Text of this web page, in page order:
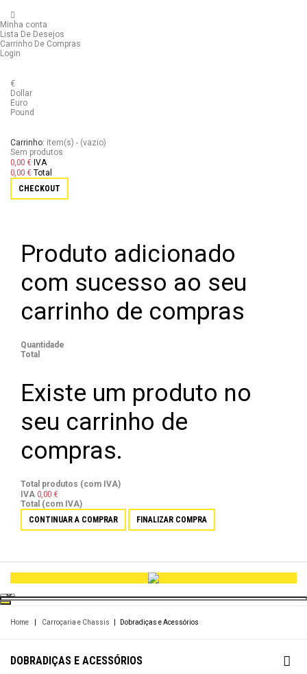
Minha conta
Lista De Desejos
Carrinho De Compras
Login
€
Dollar
Euro
Pound
Carrinho: item(s) - (vazio)
Sem produtos
0,00 € IVA
0,00 € Total
CHECKOUT
Produto adicionado
com sucesso ao seu
carrinho de compras
Quantidade
Total
Existe um produto no
seu carrinho de
compras.
Total produtos (com IVA)
IVA 0,00 €
Total (com IVA)
CONTINUAR A COMPRAR
FINALIZAR COMPRA
Home Carroçaria e Chassis Dobradiças e Acessórios
DOBRADIÇAS E ACESSÓRIOS